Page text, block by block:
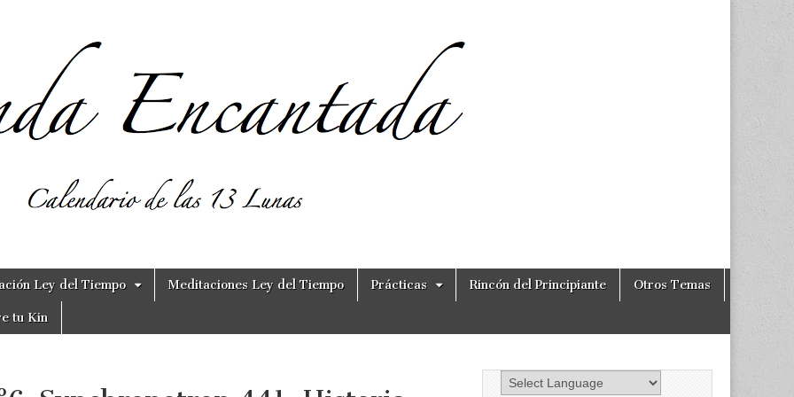
Ley del Tiempo Meditaciones Ley del Tiempo Prácticas Rincón del Principiante Otros Temas
tu Kin